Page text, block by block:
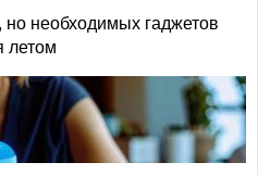
необходимых гаджетов
летом